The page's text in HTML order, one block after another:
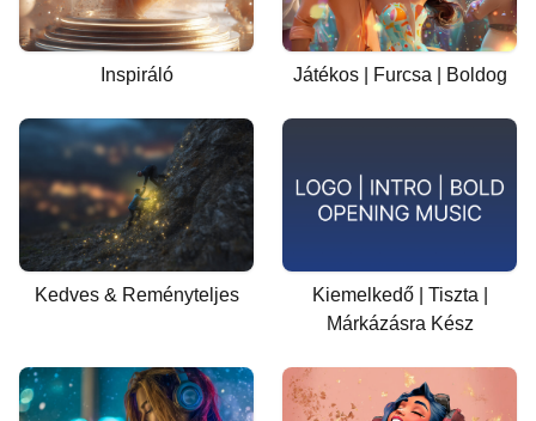
Inspiráló Játékos | Furcsa | Boldog
Kedves & Reményteljes
Kiemelkedő | Tiszta |
Márkázásra Kész